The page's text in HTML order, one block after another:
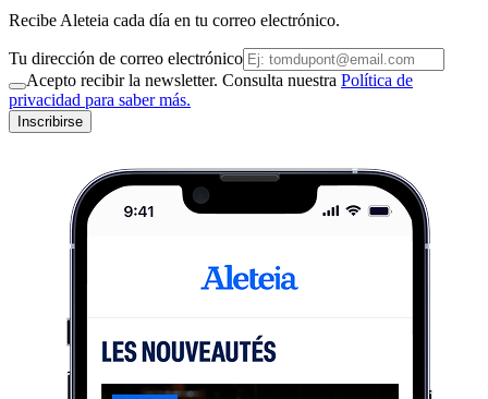
Recibe Aleteia cada día en tu correo electrónico.
Tu dirección de correo electrónico
Acepto recibir la newsletter. Consulta nuestra Política de
privacidad para saber más.
Inscribirse